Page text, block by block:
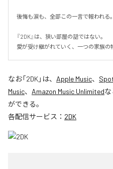
後悔も涙も、全部この一言で報われる。
『2DK』は、狭い部屋の話ではない。
愛が受け継がれていく、一つの家族の
なお「2DK」は、 Apple Music、
Music、 Amazon Music Unlimited
ができる。
各配信サービス： 2DK